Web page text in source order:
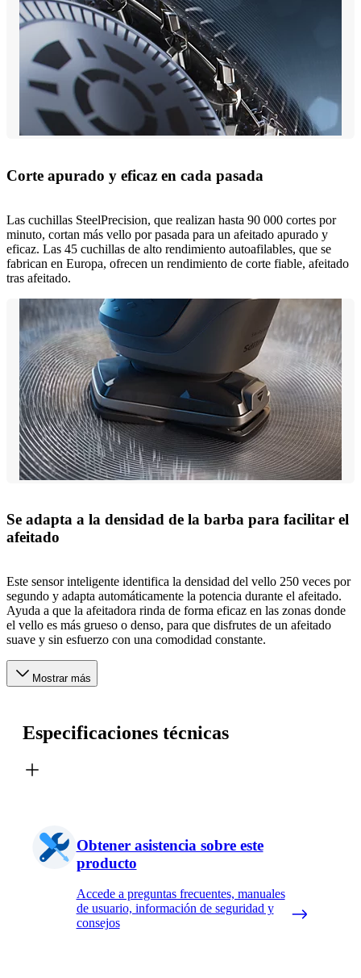
Corte apurado y eficaz en cada pasada
Las cuchillas SteelPrecision, que realizan hasta 90 000 cortes por
minuto, cortan más vello por pasada para un afeitado apurado y
eficaz. Las 45 cuchillas de alto rendimiento autoafilables, que se
fabrican en Europa, ofrecen un rendimiento de corte fiable, afeitado
tras afeitado.
Se adapta a la densidad de la barba para facilitar el
afeitado
Este sensor inteligente identifica la densidad del vello 250 veces por
segundo y adapta automáticamente la potencia durante el afeitado.
Ayuda a que la afeitadora rinda de forma eficaz en las zonas donde
el vello es más grueso o denso, para que disfrutes de un afeitado
suave y sin esfuerzo con una comodidad constante.
Mostrar más
Especificaciones técnicas
Obtener asistencia sobre este
producto
Accede a preguntas frecuentes, manuales
de usuario, información de seguridad y
consejos